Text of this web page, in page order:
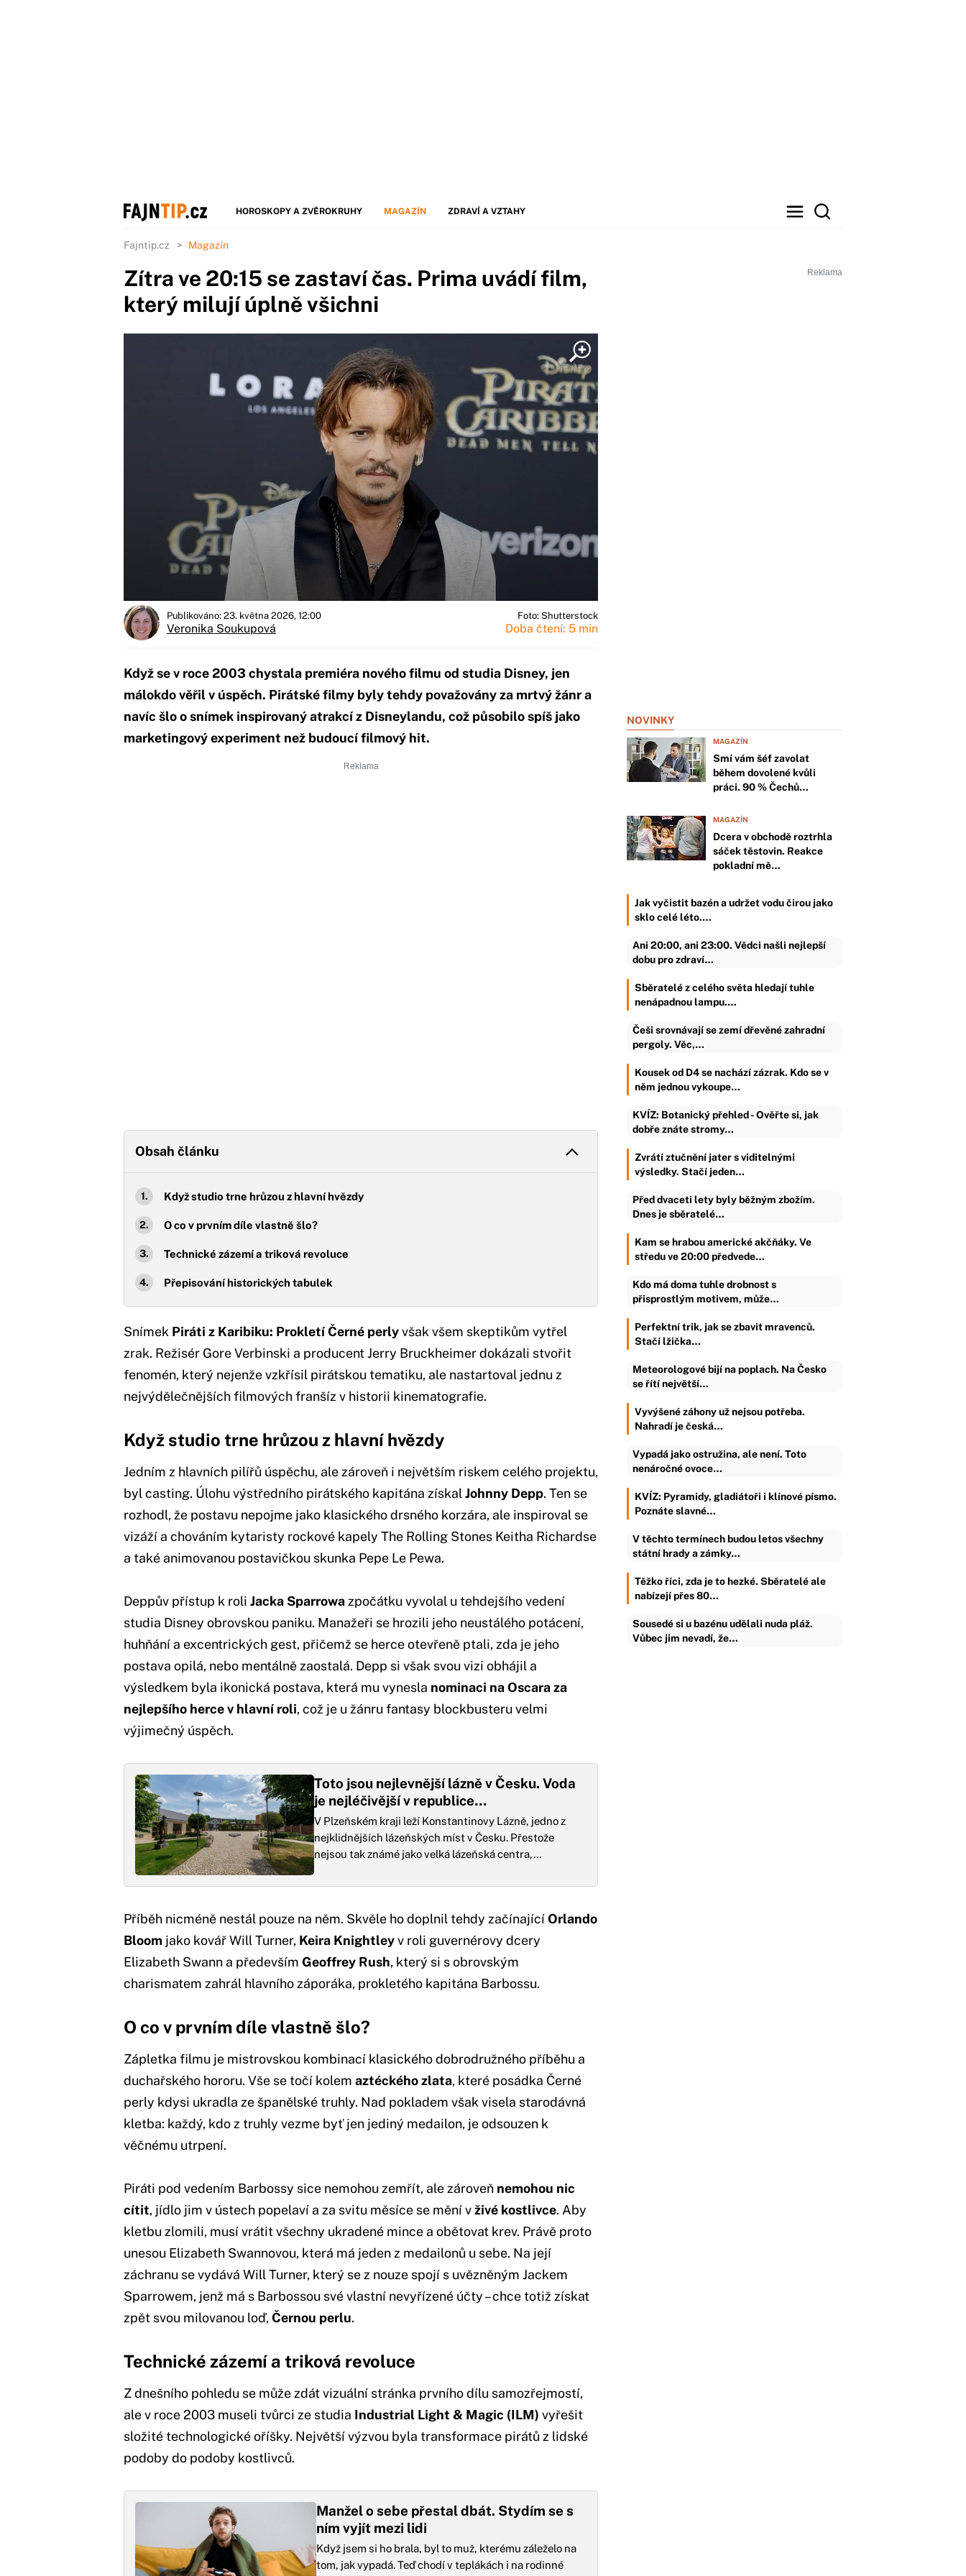
HOROSKOPY A ZVĚROKRUHY MAGAZÍN ZDRAVÍ A VZTAHY
Fajntip.cz Magazín
Zítra ve 20:15 se zastaví čas. Prima uvádí film,
který milují úplně všichni
Publikováno: 23. května 2026, 12:00
Veronika Soukupová
Foto: Shutterstock
Doba čtení: 5 min
Když se v roce 2003 chystala premiéra nového filmu od studia Disney, jen
málokdo věřil v úspěch. Pirátské filmy byly tehdy považovány za mrtvý žánr a
navíc šlo o snímek inspirovaný atrakcí z Disneylandu, což působilo spíš jako
marketingový experiment než budoucí filmový hit.
Obsah článku
Když studio trne hrůzou z hlavní hvězdy
O co v prvním díle vlastně šlo?
Technické zázemí a triková revoluce
Přepisování historických tabulek
Snímek Piráti z Karibiku: Prokletí Černé perlyvšak všem skeptikům vytřel
zrak. Režisér Gore Verbinski a producent Jerry Bruckheimer dokázali stvořit
fenomén, který nejenže vzkřísil pirátskou tematiku, ale nastartoval jednu z
nejvýdělečnějších filmových franšíz v historii kinematografie.
Když studio trne hrůzou z hlavní hvězdy
Jedním z hlavních pilířů úspěchu, ale zároveň i největším riskem celého projektu,
byl casting. Úlohu výstředního pirátského kapitána získal Johnny Depp. Ten se
rozhodl, že postavu nepojme jako klasického drsného korzára, ale inspiroval se
vizáží a chováním kytaristy rockové kapely The Rolling Stones Keitha Richardse
a také animovanou postavičkou skunka Pepe Le Pewa.
Deppův přístup k roli Jacka Sparrowa zpočátku vyvolal u tehdejšího vedení
studia Disney obrovskou paniku. Manažeři se hrozili jeho neustálého potácení,
huhňání a excentrických gest, přičemž se herce otevřeně ptali, zda je jeho
postava opilá, nebo mentálně zaostalá. Depp si však svou vizi obhájil a
výsledkem byla ikonická postava, která mu vynesla nominaci na Oscara za
nejlepšího herce v hlavní roli, což je u žánru fantasy blockbusteru velmi
výjimečný úspěch.
Toto jsou nejlevnější lázně v Česku. Voda
je nejléčivější v republice…
V Plzeňském kraji leží Konstantinovy Lázně, jedno z
nejklidnějších lázeňských míst v Česku. Přestože
nejsou tak známé jako velká lázeňská centra,…
Příběh nicméně nestál pouze na něm. Skvěle ho doplnil tehdy začínajícíOrlando
Bloom jako kovář Will Turner, Keira Knightleyv roli guvernérovy dcery
Elizabeth Swann a především Geoffrey Rush, který si s obrovským
charismatem zahrál hlavního záporáka, prokletého kapitána Barbossu.
O co v prvním díle vlastně šlo?
Zápletka filmu je mistrovskou kombinací klasického dobrodružného příběhu a
duchařského hororu. Vše se točí kolem aztéckého zlata, které posádka Černé
perly kdysi ukradla ze španělské truhly. Nad pokladem však visela starodávná
kletba: každý, kdo z truhly vezme byť jen jediný medailon, je odsouzen k
věčnému utrpení.
Piráti pod vedením Barbossy sice nemohou zemřít, ale zároveň nemohou nic
cítit, jídlo jim v ústech popelaví a za svitu měsíce se mění vživé kostlivce. Aby
kletbu zlomili, musí vrátit všechny ukradené mince a obětovat krev. Právě proto
unesou Elizabeth Swannovou, která má jeden z medailonů u sebe. Na její
záchranu se vydává Will Turner, který se z nouze spojí s uvězněným Jackem
Sparrowem, jenž má s Barbossou své vlastní nevyřízené účty – chce totiž získat
zpět svou milovanou loď,Černou perlu.
Technické zázemí a triková revoluce
Z dnešního pohledu se může zdát vizuální stránka prvního dílu samozřejmostí,
ale v roce 2003 museli tvůrci ze studia Industrial Light & Magic (ILM) vyřešit
složité technologické oříšky. Největší výzvou byla transformace pirátů z lidské
podoby do podoby kostlivců.
Manžel o sebe přestal dbát. Stydím se s
ním vyjít mezi lidi
Když jsem si ho brala, byl to muž, kterému záleželo na
tom, jak vypadá. Teď chodí v teplákách i na rodinné
NOVINKY
MAGAZÍN
Smí vám šéf zavolat
během dovolené kvůli
práci. 90 % Čechů…
MAGAZÍN
Dcera v obchodě roztrhla
sáček těstovin. Reakce
pokladní mě…
Jak vyčistit bazén a udržet vodu čirou jako
sklo celé léto.…
Ani 20:00, ani 23:00. Vědci našli nejlepší
dobu pro zdraví…
Sběratelé z celého světa hledají tuhle
nenápadnou lampu.…
Češi srovnávají se zemí dřevěné zahradní
pergoly. Věc,…
Kousek od D4 se nachází zázrak. Kdo se v
něm jednou vykoupe…
KVÍZ: Botanický přehled - Ověřte si, jak
dobře znáte stromy…
Zvrátí ztučnění jater s viditelnými
výsledky. Stačí jeden…
Před dvaceti lety byly běžným zbožím.
Dnes je sběratelé…
Kam se hrabou americké akčňáky. Ve
středu ve 20:00 předvede…
Kdo má doma tuhle drobnost s
přisprostlým motivem, může…
Perfektní trik, jak se zbavit mravenců.
Stačí lžička…
Meteorologové bijí na poplach. Na Česko
se řítí největší…
Vyvýšené záhony už nejsou potřeba.
Nahradí je česká…
Vypadá jako ostružina, ale není. Toto
nenáročné ovoce…
KVÍZ: Pyramidy, gladiátoři i klínové písmo.
Poznáte slavné…
V těchto termínech budou letos všechny
státní hrady a zámky…
Těžko říci, zda je to hezké. Sběratelé ale
nabízejí přes 80…
Sousedé si u bazénu udělali nuda pláž.
Vůbec jim nevadí, že…